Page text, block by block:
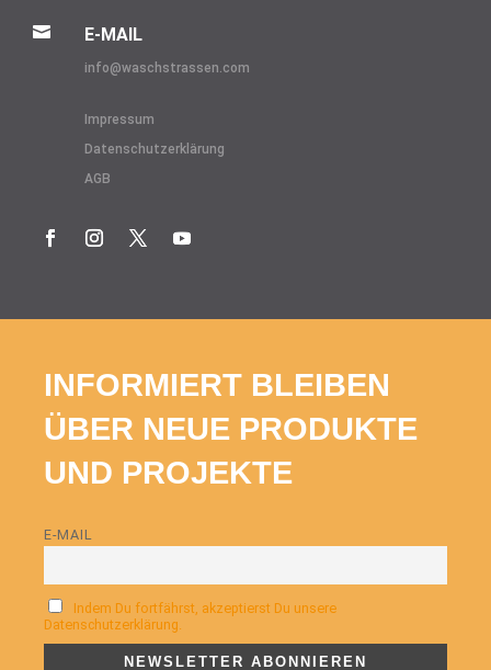
 E-MAIL
info@waschstrassen.com
Impressum
Datenschutzerklärung
AGB
INFORMIERT BLEIBEN
ÜBER NEUE PRODUKTE
UND PROJEKTE
E-MAIL
Indem Du fortfährst, akzeptierst Du unsere
Datenschutzerklärung.